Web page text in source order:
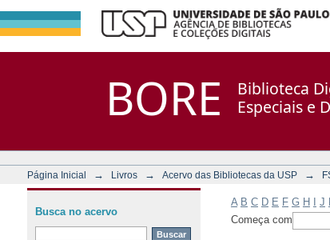
BORE
Biblioteca
Especiais e
Página Inicial → Livros → Acervo das Bibliotecas da USP →
A B C D E F G H J
Começa com
Busca no acervo